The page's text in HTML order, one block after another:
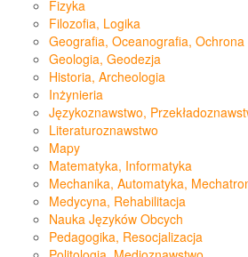
Fizyka
Filozofia, Logika
Geografia, Oceanografia,
Geologia, Geodezja
Historia, Archeologia
Inżynieria
Językoznawstwo,
Literaturoznawstwo
Mapy
Matematyka, Informatyka
Mechanika, Automatyka,
Medycyna, Rehabilitacja
Nauka Języków Obcych
Pedagogika, Resocjalizacja